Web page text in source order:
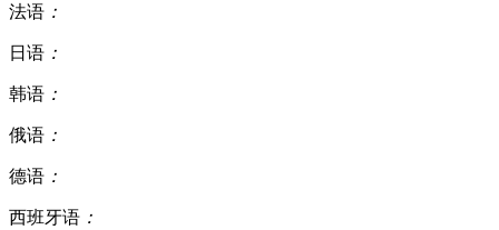
法语 ：
日语 ：
韩语 ：
俄语 ：
德语 ：
西班牙语 ：